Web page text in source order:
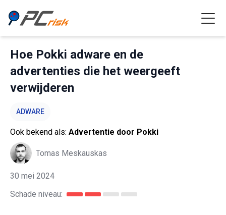
Hoe Pokki adware en de
advertenties die het weergeeft
verwijderen
ADWARE
Ook bekend als: Advertentie door Pokki
Tomas Meskauskas
30 mei 2024
Schade niveau: